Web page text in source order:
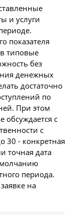
и услуги
показателя
типовые
без
денежных
достаточно
по
При этом
обсуждается с
с
30 - конкретная
точная дата
периода.
на